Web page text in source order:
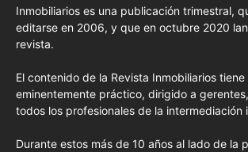
Inmobiliarios es una publicación trimestral,
editarse en 2006, y que en octubre 2020
revista.
El contenido de la Revista Inmobiliarios
eminentemente práctico, dirigido a
todos los profesionales de la intermediación
Durante estos más de 10 años al lado de la